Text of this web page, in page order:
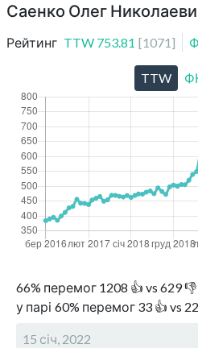
Саенко Олег
Рейтинг TTW 753.81 [1071 ]
66% перемог 1208 👍 vs 629👎
у парі 60% перемог 33 👍 vs 22
15 січ, 2022
TTW